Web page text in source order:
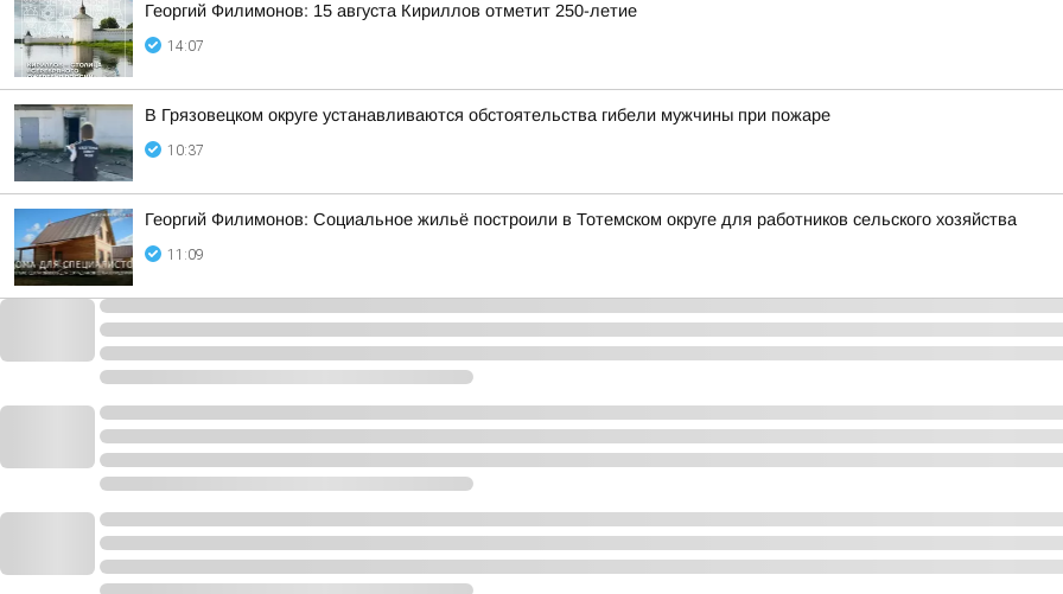
Георгий Филимонов: 15 августа Кириллов отметит 250-летие
14:07
В Грязовецком округе устанавливаются обстоятельства гибели мужчины при пожаре
10:37
Георгий Филимонов: Социальное жильё построили в Тотемском округе для работников сельского хозяйства
11:09